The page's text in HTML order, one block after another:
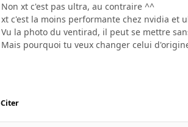
Non xt c'est pas ultra, au contraire ^^
xt c'est la moins performante chez nvidia et
Vu la photo du ventirad, il peut se mettre
Mais pourquoi tu veux changer celui
Citer